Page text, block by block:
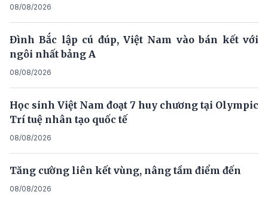
08/08/2026
Đình Bắc lập cú đúp, Việt Nam vào bán kết với
ngôi nhất bảng A
08/08/2026
Học sinh Việt Nam đoạt 7 huy chương tại Olympic
Trí tuệ nhân tạo quốc tế
08/08/2026
Tăng cường liên kết vùng, nâng tầm điểm đến
08/08/2026